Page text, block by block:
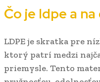
Čo je ldpe a
LDPE je skratka pre
ktorý patrí medzi
priemysle. Tento